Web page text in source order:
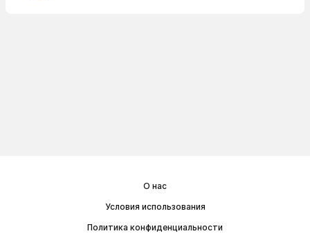
О нас
Условия использования
Политика конфиденциальности